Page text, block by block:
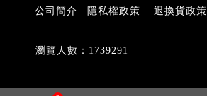
公司簡介 隱私權政策 退換貨政策
瀏覽人數：1739291